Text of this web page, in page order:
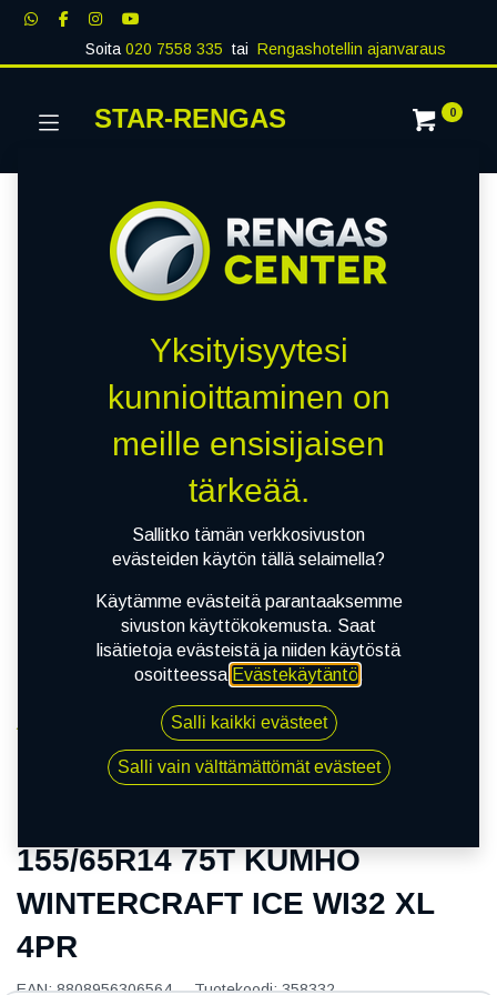
Soita020 7558 335 tai Rengashotellin ajanvaraus
STAR-RENGAS 0
155/65R14 75T KUMHO WINTERCRAFT ICE WI32 XL
155/65R14 75T KUMHO
WINTERCRAFT ICE WI32 XL
4PR
EAN:8808956306564 Tuotekoodi:358332
Yksityisyytesi
kunnioittaminen on
meille ensisijaisen
tärkeää.
Sallitko tämän verkkosivuston
evästeiden käytön tällä selaimella?
Käytämme evästeitä parantaaksemme
sivuston käyttökokemusta. Saat
lisätietoja evästeistä ja niiden käytöstä
osoitteessa Evästekäytäntö.
Salli kaikki evästeet
Salli vain välttämättömät evästeet